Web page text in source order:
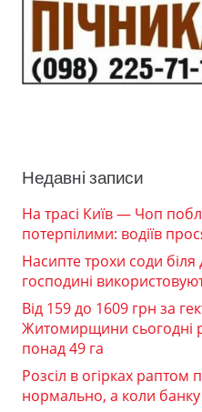
Недавні записи
На трасі Київ — Чоп
потерпілими: водіїв
Насипте трохи соди
господині
Від 159 до 1609 грн за
Житомирщини сьогодні
понад 49 га
Розсіл в огірках раптом
нормально, а коли